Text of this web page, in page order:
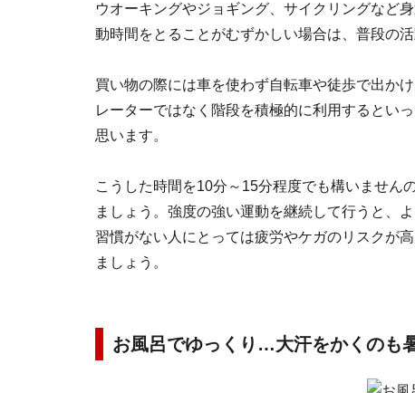
ウオーキングやジョギング、サイクリングなど
動時間をとることがむずかしい場合は、普段の
買い物の際には車を使わず自転車や徒歩で出か
レーターではなく階段を積極的に利用するとい
思います。
こうした時間を10分～15分程度でも構いません
ましょう。強度の強い運動を継続して行うと、
習慣がない人にとっては疲労やケガのリスクが
ましょう。
お風呂でゆっくり…大汗をかくのも